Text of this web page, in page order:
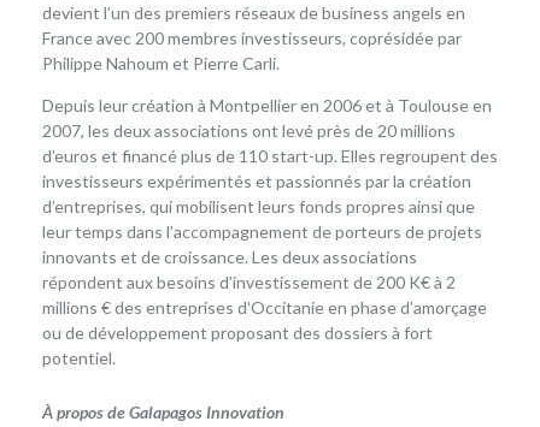
devient l’un des premiers réseaux de business angels en
France avec 200 membres investisseurs, coprésidée par
Philippe Nahoum et Pierre Carli.
Depuis leur création à Montpellier en 2006 et à Toulouse en
2007, les deux associations ont levé près de 20 millions
d’euros et financé plus de 110 start-up. Elles regroupent des
investisseurs expérimentés et passionnés par la création
d’entreprises, qui mobilisent leurs fonds propres ainsi que
leur temps dans l’accompagnement de porteurs de projets
innovants et de croissance. Les deux associations
répondent aux besoins d’investissement de 200 K€ à 2
millions € des entreprises d’Occitanie en phase d’amorçage
ou de développement proposant des dossiers à fort
potentiel.
À propos de Galapagos Innovation